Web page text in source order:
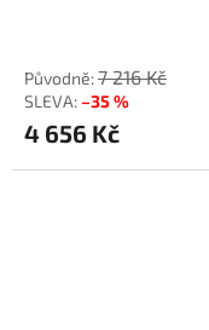
7 216 Kč
–35 %
4 656 Kč